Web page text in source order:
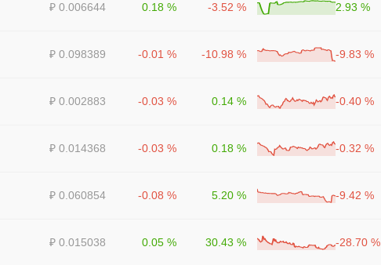
₽ 0.006644 0.18 % -3.52 % 2.93 %
₽ 0.098389 -0.01 % -10.98 % -9.83 %
₽ 0.002883 -0.03 % 0.14 % -0.40 %
₽ 0.014368 -0.03 % 0.18 % -0.32 %
₽ 0.060854 -0.08 % 5.20 % -9.42 %
₽ 0.015038 0.05 % 30.43 % -28.70 %